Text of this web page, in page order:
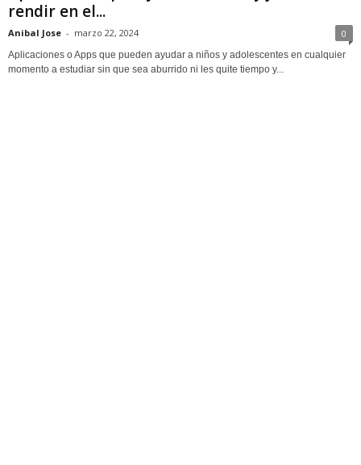
rendir en el...
Anibal Jose - marzo 22, 2024 0
Aplicaciones o Apps que pueden ayudar a niños y adolescentes en cualquier
momento a estudiar sin que sea aburrido ni les quite tiempo y...